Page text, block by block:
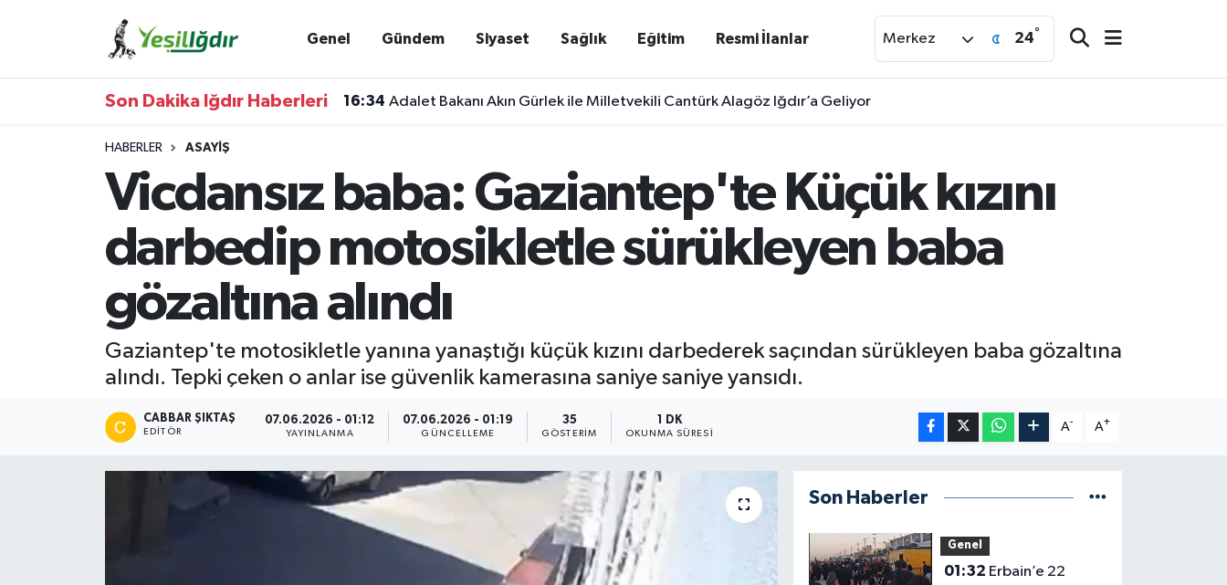
Genel Gündem Siyaset Sağlık Eğitim Resmi İlanlar Merkez 24°
Son Dakika Iğdır Haberleri 16:34 Adalet Bakanı Akın Gürlek ile Milletvekili Cantürk Alagöz Iğdır’a Geliyor
HABERLER ASAYIŞ
Vicdansız baba: Gaziantep'te Küçük kızını
darbedip motosikletle sürükleyen baba
gözaltına alındı
Gaziantep'te motosikletle yanına yanaştığı küçük kızını darbederek saçından sürükleyen baba gözaltına
alındı. Tepki çeken o anlar ise güvenlik kamerasına saniye saniye yansıdı.
CABBAR ŞIKTAŞ
EDITÖR
07.06.2026 - 01:12
YAYINLANMA
07.06.2026 - 01:19
GÜNCELLEME
35
GÖSTERIM
1 DK
OKUNMA SÜRESI
A- A+
Son Haberler
Genel
01:32
Iğdır Trafik Yoğunluk Haritası
Süper Lig Puan Durumu ve Fikstür
Tüm Manşetler
Son Dakika Haberleri